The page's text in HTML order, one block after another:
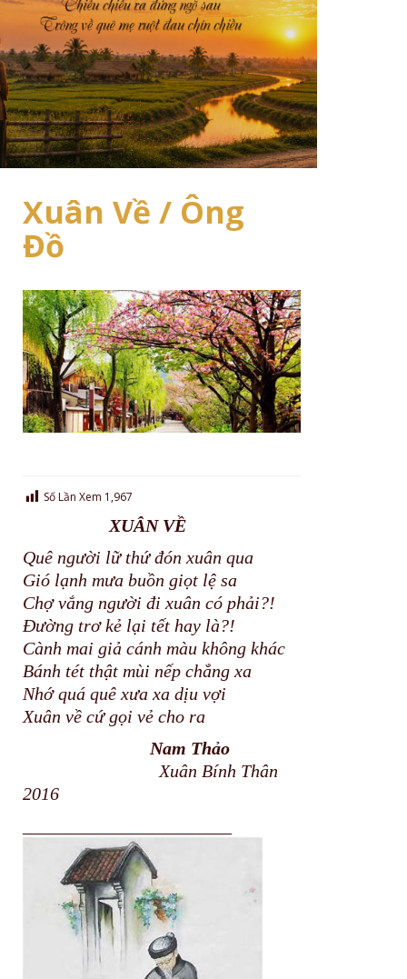
Xuân Về / Ông
Đồ
Số Lần Xem 1,967
XUÂN VỀ
Quê người lữ thứ đón xuân qua
Gió lạnh mưa buồn giọt lệ sa
Chợ vắng người đi xuân có phải?!
Đường trơ kẻ lại tết hay là?!
Cành mai giả cánh màu không khác
Bánh tét thật mùi nếp chẳng xa
Nhớ quá quê xưa xa dịu vợi
Xuân về cứ gọi vẻ cho ra
Nam Thảo
Xuân Bính Thân
2016